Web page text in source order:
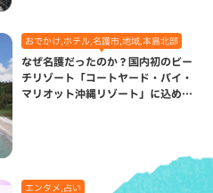
おでかけ,ホテル,名護市,地域,本島北部
なぜ名護だったのか？国内初のビー
チリゾート「コートヤード・バイ・
マリオット沖縄リゾート」に込めら
エンタメ,占い